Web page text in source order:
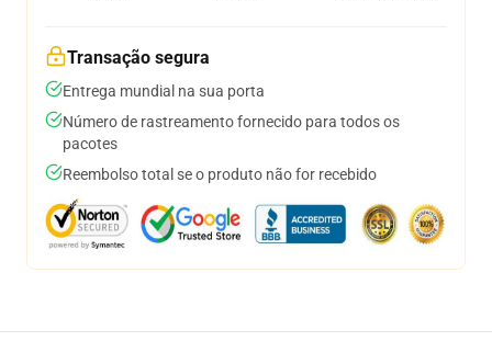
Transação segura
Entrega mundial na sua porta
Número de rastreamento fornecido para todos os
pacotes
Reembolso total se o produto não for recebido